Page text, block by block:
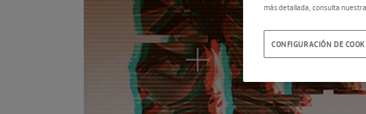
más detallada, consulta nuestra
CONFIGURACIÓN DE